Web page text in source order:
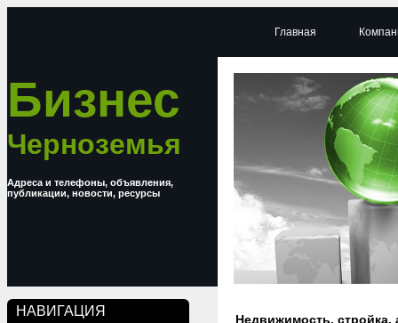
Бизнес
Черноземья
Адреса и телефоны, объявления,
публикации, новости, ресурсы
НАВИГАЦИЯ
Главная
Недвижимость, стройка,